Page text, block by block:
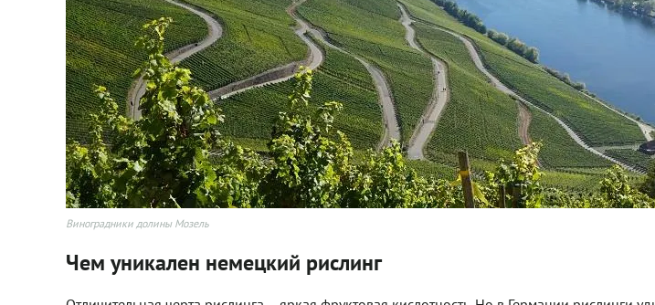
Виноградники долины Мозель
Чем уникален немецкий рислинг